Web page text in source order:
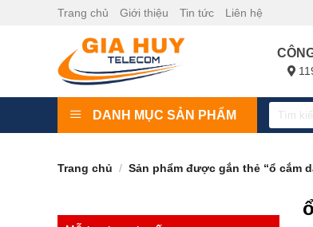
Trang chủ Giới thiệu Tin tức Liên hệ
DANH MỤC SẢN PHẨM
Tìm
Trang chủ / Sản phẩm được gắn thẻ “ổ cắm